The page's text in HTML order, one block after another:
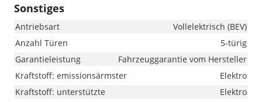
Sonstiges
Antriebsart
Vollelektrisch (BEV)
Anzahl Türen
5-türig
Garantieleistung
Fahrzeuggarantie vom Hersteller
Kraftstoff: emissionsärmster
Elektro
Kraftstoff: unterstützte
Elektro